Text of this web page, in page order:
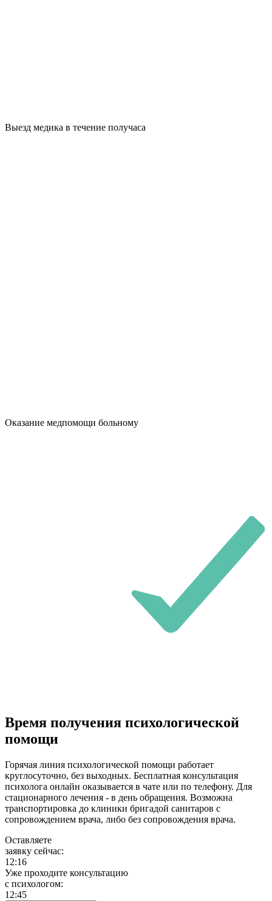
Выезд медика в течение получаса
Оказание медпомощи больному
Время получения психологической
помощи
Горячая линия психологической помощи работает
круглосуточно, без выходных. Бесплатная консультация
психолога онлайн оказывается в чате или по телефону. Для
стационарного лечения - в день обращения. Возможна
транспортировка до клиники бригадой санитаров с
сопровождением врача, либо без сопровождения врача.
Оставляете
заявку сейчас:
12:16
Уже проходите консультацию
c психологом:
12:45